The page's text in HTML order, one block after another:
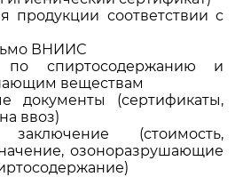
продукции соответствии с
ВНИИС
по спиртосодержанию и
веществам
документы (сертификаты,
ввоз)
заключение (стоимость,
озоноразрушающие